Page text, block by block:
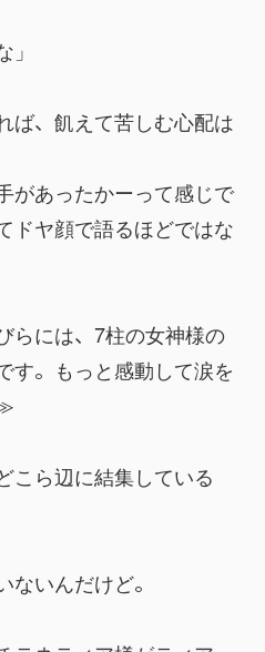
ば、飢えて苦しむ心配は
があったかーって感じで
ドヤ顔で語るほどではな
らには、7柱の女神様の
す。もっと感動して涙を
こら辺に結集している
いんだけど。